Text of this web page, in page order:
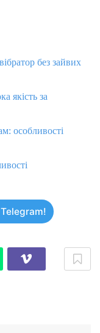
без зайвих
якість за
особливості